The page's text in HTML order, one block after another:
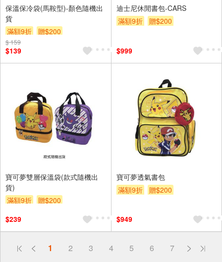
保溫保冷袋(馬鞍型)-顏色隨機出
貨
滿額9折
贈$200
$ 159
$139
迪士尼休閒書包-CARS
滿額9折
贈$200
$999
寶可夢雙層保溫袋(款式隨機出
貨)
滿額9折
贈$200
$239
寶可夢透氣書包
滿額9折
贈$200
$949
1 2 3 4 5 6 7
偏遠地區配送